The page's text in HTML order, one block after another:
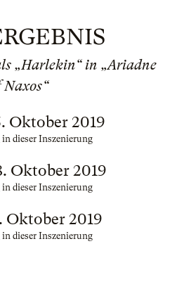
„Harlekin“ in „Ariadne
Naxos“
Oktober 2019
dieser Inszenierung
Oktober 2019
dieser Inszenierung
Oktober 2019
dieser Inszenierung